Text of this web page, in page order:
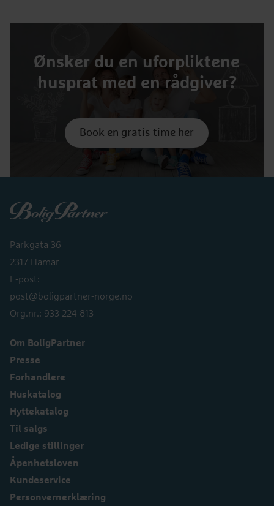
Ønsker du en uforpliktene
husprat med en rådgiver?
Book en gratis time her
Boligpartner
Parkgata 36
2317 Hamar
E-post:
post@boligpartner-norge.no
Org.nr.: 933 224 813
Om BoligPartner
Presse
Forhandlere
Huskatalog
Hyttekatalog
Til salgs
Ledige stillinger
Åpenhetsloven
Kundeservice
Personvernerklæring